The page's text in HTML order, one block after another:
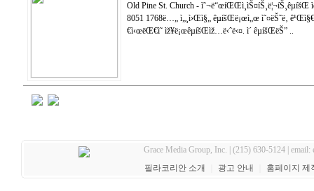
Old Pine St. Church -
8051 1768ë…„ ì„¸ì›Œì§„ êµíšŒë¡œì„œ ì˜¤ëŠ˜ë‚ ê¹Œì§€
€ì‹œëŒ€ì˜ ìž¥ë¡œêµíšŒìž…ë‹ˆë‹¤. ì´ êµíšŒëŠ” ..
Grace Media Group, Inc. | (215) 630-5124 | email:
필라코리안 소개
광고 안내 홈페이지 제